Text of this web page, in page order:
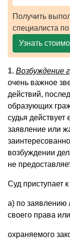
Получить
специалиста
Узнать
1. Возбуждение
очень важное
действий,
образующих
судья
заявление или
возбуждении
не
Суд приступает
а) по заявлению
своего права или
охраняемого